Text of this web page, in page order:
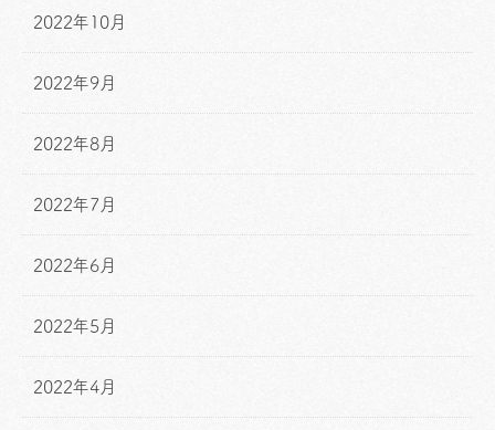
2022年10月
2022年9月
2022年8月
2022年7月
2022年6月
2022年5月
2022年4月